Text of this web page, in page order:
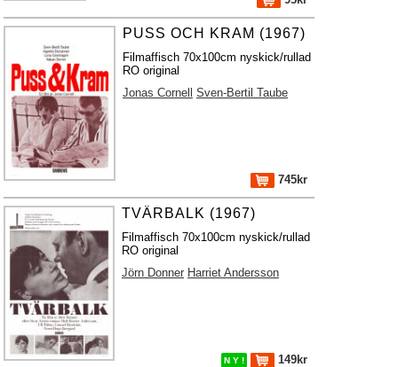
PUSS OCH KRAM (1967)
Filmaffisch 70x100cm nyskick/rullad
RO original
Jonas Cornell
Sven-Bertil Taube
745kr
TVÄRBALK (1967)
Filmaffisch 70x100cm nyskick/rullad
RO original
Jörn Donner Harriet Andersson
N Y ! 149kr